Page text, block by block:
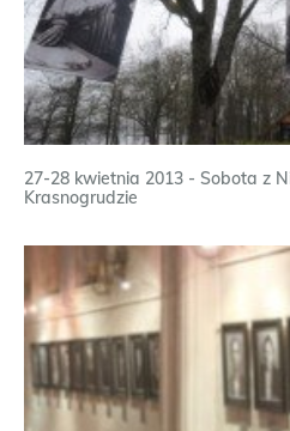
27-28 kwietnia 2013 - Sobota z
Krasnogrudzie